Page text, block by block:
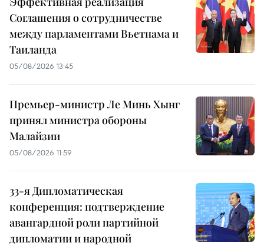
Соглашения о сотрудничестве
между парламентами Вьетнама и
Таиланда
05/08/2026 13:45
Премьер-министр Ле Минь Хынг
принял министра обороны
Малайзии
05/08/2026 11:59
33-я Дипломатическая
конференция: подтверждение
авангардной роли партийной
дипломатии и народной